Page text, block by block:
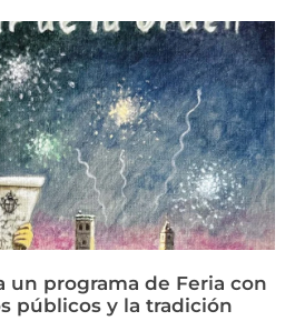
un programa de Feria con
públicos y la tradición